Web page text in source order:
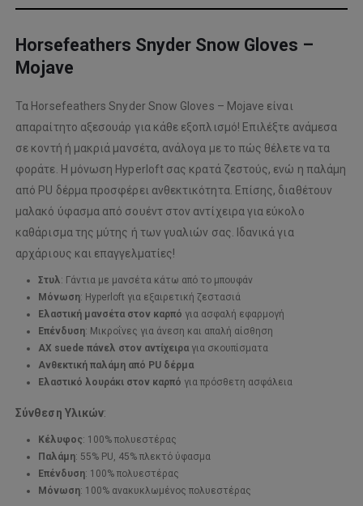
Horsefeathers Snyder Snow Gloves –
Mojave
Τα Horsefeathers Snyder Snow Gloves – Mojave είναι
απαραίτητο αξεσουάρ για κάθε εξοπλισμό! Επιλέξτε ανάμεσα
σε κοντή ή μακριά μανσέτα, ανάλογα με το πώς θέλετε να τα
φοράτε. Η μόνωση Hyperloft σας κρατά ζεστούς, ενώ η παλάμη
από PU δέρμα προσφέρει ανθεκτικότητα. Επίσης, διαθέτουν
μαλακό ύφασμα από σουέντ στον αντίχειρα για εύκολο
καθάρισμα της μύτης ή των γυαλιών σας. Ιδανικά για
αρχάριους και επαγγελματίες!
Στυλ: Γάντια με μανσέτα κάτω από το μπουφάν
Μόνωση: Hyperloft για εξαιρετική ζεστασιά
Ελαστική μανσέτα στον καρπό για ασφαλή εφαρμογή
Επένδυση: Μικροΐνες για άνεση και απαλή αίσθηση
AX suede πάνελ στον αντίχειραγια σκουπίσματα
Ανθεκτική παλάμη από PU δέρμα
Ελαστικό λουράκι στον καρπό για πρόσθετη ασφάλεια
Σύνθεση Υλικών:
Κέλυφος: 100% πολυεστέρας
Παλάμη: 55% PU, 45% πλεκτό ύφασμα
Επένδυση: 100% πολυεστέρας
Μόνωση: 100% ανακυκλωμένος πολυεστέρας